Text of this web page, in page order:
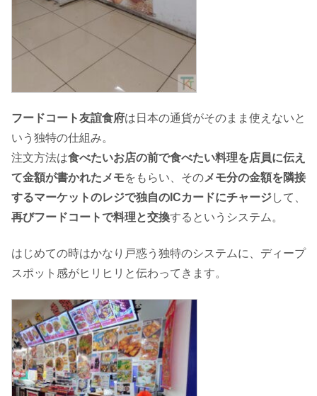
フードコート友誼食府は日本の通貨がそのまま使えないと
いう独特の仕組み。
注文方法は食べたいお店の前で食べたい料理を店員に伝え
て金額が書かれたメモをもらい、そのメモ分の金額を隣接
するマーケットのレジで独自のICカードにチャージして、
再びフードコートで料理と交換するというシステム。
はじめての時はかなり戸惑う独特のシステムに、ディープ
スポット感がヒリヒリと伝わってきます。